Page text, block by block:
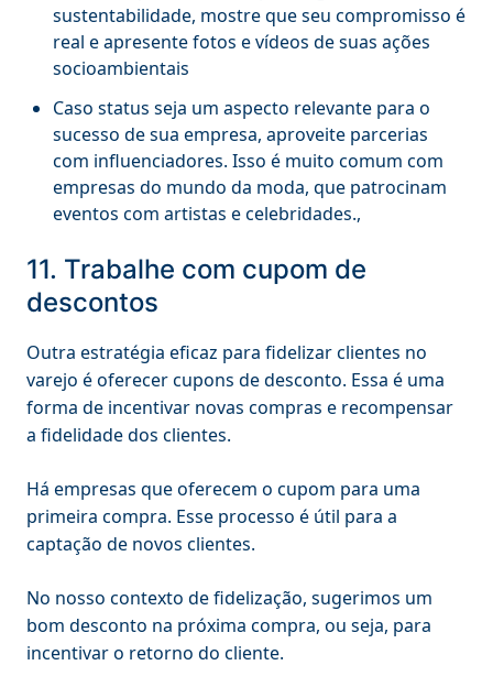
sustentabilidade, mostre que seu compromisso é
real e apresente fotos e vídeos de suas ações
socioambientais
Caso status seja um aspecto relevante para o
sucesso de sua empresa, aproveite parcerias
com influenciadores. Isso é muito comum com
empresas do mundo da moda, que patrocinam
eventos com artistas e celebridades.,
11. Trabalhe com cupom de
descontos
Outra estratégia eficaz para fidelizar clientes no
varejo é oferecer cupons de desconto. Essa é uma
forma de incentivar novas compras e recompensar
a fidelidade dos clientes.
Há empresas que oferecem o cupom para uma
primeira compra. Esse processo é útil para a
captação de novos clientes.
No nosso contexto de fidelização, sugerimos um
bom desconto na próxima compra, ou seja, para
incentivar o retorno do cliente.